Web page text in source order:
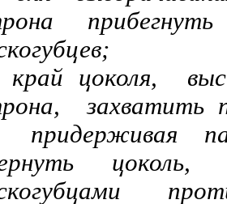
край цоколя,
захватить
придер­живая